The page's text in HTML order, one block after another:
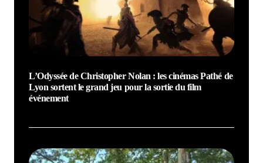
L’Odyssée de Christopher Nolan : les cinémas Pathé de
Lyon sortent le grand jeu pour la sortie du film
événement